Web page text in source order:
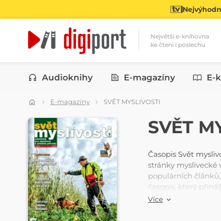
Největší e-knihovna
ke čtení i poslechu
Kategorie
Audioknihy E-magazíny E-
E-magazíny SVĚT MYSLIVOSTI
ČASOPIS
SVĚT
Časopis Svět
stránky myslivecké
populárních
časopis, který
lovecké kynologie,
Více